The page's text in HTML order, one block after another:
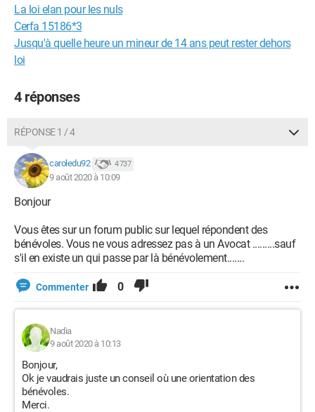
La loi elan pour les nuls
Cerfa 15186*3
Jusqu'à quelle heure un mineur de 14 ans peut rester dehors
loi
4 réponses
RÉPONSE 1 / 4
caroledu92 4 737
9 août 2020 à 10:09
Bonjour
Vous êtes sur un forum public sur lequel répondent des
bénévoles. Vous ne vous adressez pas à un Avocat .........sauf
s'il en existe un qui passe par là bénévolement.......
Commenter 0
Nadia
9 août 2020 à 10:13
Bonjour,
Ok je vaudrais juste un conseil où une orientation des
bénévoles.
Merci.